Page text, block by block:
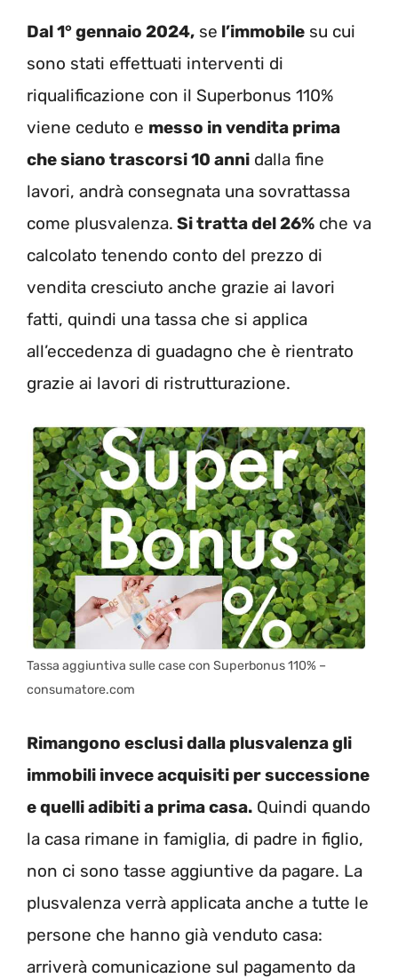
Dal 1° gennaio 2024, se l’immobile su cui
sono stati effettuati interventi di
riqualificazione con il Superbonus 110%
viene ceduto e messo in vendita prima
che siano trascorsi 10 anni dalla fine
lavori, andrà consegnata una sovrattassa
come plusvalenza. Si tratta del 26% che va
calcolato tenendo conto del prezzo di
vendita cresciuto anche grazie ai lavori
fatti, quindi una tassa che si applica
all’eccedenza di guadagno che è rientrato
grazie ai lavori di ristrutturazione.
Tassa aggiuntiva sulle case con Superbonus 110% –
consumatore.com
Rimangono esclusi dalla plusvalenza gli
immobili invece acquisiti per successione
e quelli adibiti a prima casa. Quindi quando
la casa rimane in famiglia, di padre in figlio,
non ci sono tasse aggiuntive da pagare. La
plusvalenza verrà applicata anche a tutte le
persone che hanno già venduto casa:
arriverà comunicazione sul pagamento da